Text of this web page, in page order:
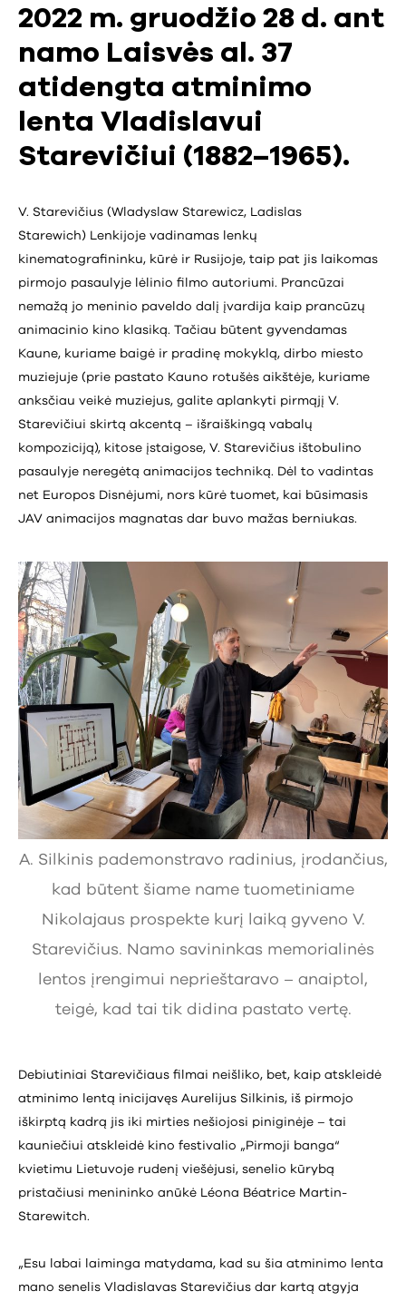
2022 m. gruodžio 28 d. ant
namo Laisvės al. 37
atidengta atminimo
lenta Vladislavui
Starevičiui (1882–1965).
V. Starevičius (Wladyslaw Starewicz, Ladislas
Starewich) Lenkijoje vadinamas lenkų
kinematografininku, kūrė ir Rusijoje, taip pat jis laikomas
pirmojo pasaulyje lėlinio filmo autoriumi. Prancūzai
nemažą jo meninio paveldo dalį įvardija kaip prancūzų
animacinio kino klasiką. Tačiau būtent gyvendamas
Kaune, kuriame baigė ir pradinę mokyklą, dirbo miesto
muziejuje (prie pastato Kauno rotušės aikštėje, kuriame
anksčiau veikė muziejus, galite aplankyti pirmąjį V.
Starevičiui skirtą akcentą – išraiškingą vabalų
kompoziciją), kitose įstaigose, V. Starevičius ištobulino
pasaulyje neregėtą animacijos techniką. Dėl to vadintas
net Europos Disnėjumi, nors kūrė tuomet, kai būsimasis
JAV animacijos magnatas dar buvo mažas berniukas.
A. Silkinis pademonstravo radinius, įrodančius,
kad būtent šiame name tuometiniame
Nikolajaus prospekte kurį laiką gyveno V.
Starevičius. Namo savininkas memorialinės
lentos įrengimui neprieštaravo – anaiptol,
teigė, kad tai tik didina pastato vertę.
Debiutiniai Starevičiaus filmai neišliko, bet, kaip atskleidė
atminimo lentą inicijavęs Aurelijus Silkinis, iš pirmojo
iškirptą kadrą jis iki mirties nešiojosi piniginėje – tai
kauniečiui atskleidė kino festivalio „Pirmoji banga“
kvietimu Lietuvoje rudenį viešėjusi, senelio kūrybą
pristačiusi menininko anūkė Léona Béatrice Martin-
Starewitch.
„Esu labai laiminga matydama, kad su šia atminimo lenta
mano senelis Vladislavas Starevičius dar kartą atgyja